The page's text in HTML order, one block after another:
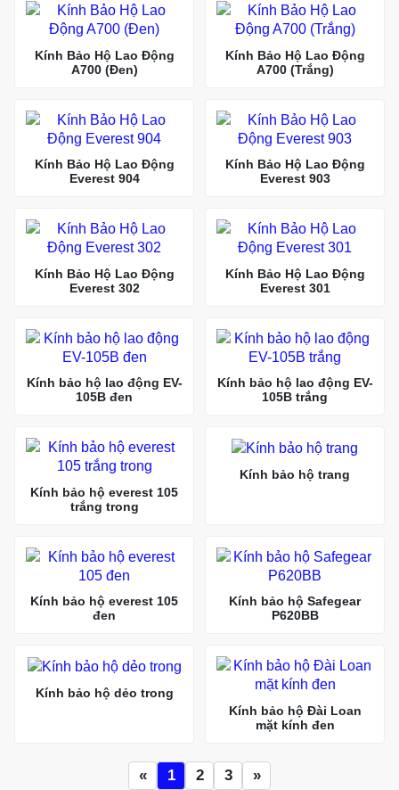
Kính Bảo Hộ Lao Động
A700 (Đen)
Kính Bảo Hộ Lao Động
A700 (Trắng)
Kính Bảo Hộ Lao Động
Everest 904
Kính Bảo Hộ Lao Động
Everest 903
Kính Bảo Hộ Lao Động
Everest 302
Kính Bảo Hộ Lao Động
Everest 301
Kính bảo hộ lao động EV-
105B đen
Kính bảo hộ lao động EV-
105B trắng
Kính bảo hộ everest 105
trắng trong
Kính bảo hộ trang
Kính bảo hộ everest 105
đen
Kính bảo hộ Safegear
P620BB
Kính bảo hộ dẻo trong
Kính bảo hộ Đài Loan
mặt kính đen
« 1 2 3 »